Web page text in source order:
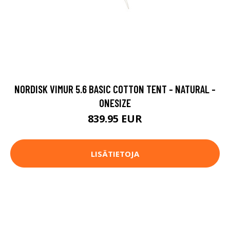
NORDISK VIMUR 5.6 BASIC COTTON TENT - NATURAL -
ONESIZE
839.95 EUR
LISÄTIETOJA